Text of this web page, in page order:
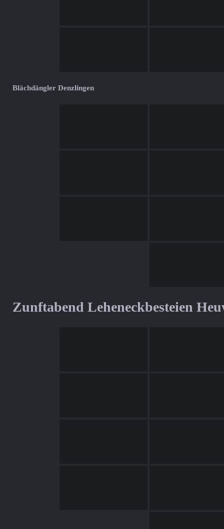
Blächdängler Denzlingen
Zunftabend Leheneckbesteien